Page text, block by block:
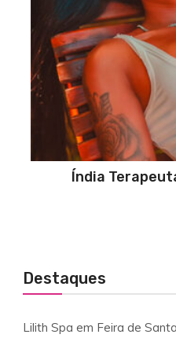
Índia
Destaques
Lilith Spa em Feira de